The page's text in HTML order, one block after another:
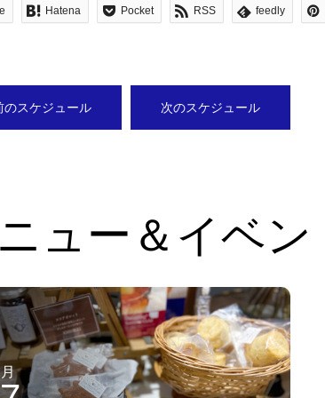
Hatena Pocket RSS feedly
のスケジュール 次のスケジュール
ュー＆イベン